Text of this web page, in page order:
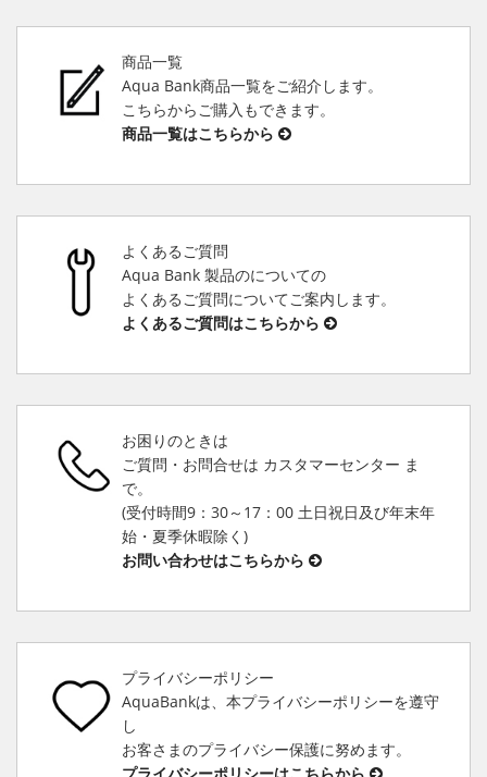
商品一覧
Aqua Bank商品一覧をご紹介します。
こちらからご購入もできます。
商品一覧はこちらから
よくあるご質問
Aqua Bank 製品のについての
よくあるご質問についてご案内します。
よくあるご質問はこちらから
お困りのときは
ご質問・お問合せは カスタマーセンター ま
で。
(受付時間9：30～17：00 土日祝日及び年末年
始・夏季休暇除く)
お問い合わせはこちらから
プライバシーポリシー
AquaBankは、本プライバシーポリシーを遵守
し
お客さまのプライバシー保護に努めます。